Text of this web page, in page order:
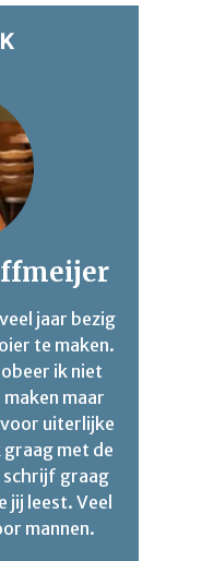
jaar bezig
te maken.
ik niet
maar
voor uiterlijke
met de
schrijf graag
jij leest. Veel
mannen.